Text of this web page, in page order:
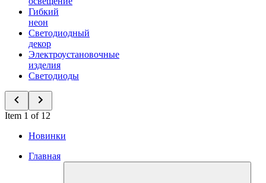
Гибкий
неон
Светодиодный
декор
Электроустановочные
изделия
Светодиоды
Item 1 of 12
Новинки
Главная